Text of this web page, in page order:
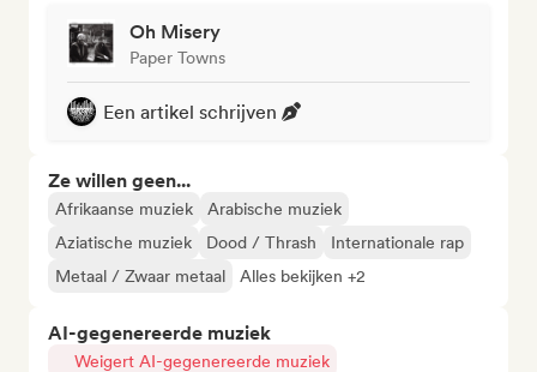
Oh Misery
Paper Towns
Een artikel schrijven
Ze willen geen...
Afrikaanse muziek
Arabische muziek
Aziatische muziek
Dood / Thrash
Internationale rap
Metaal / Zwaar metaal
Alles bekijken +2
AI-gegenereerde muziek
Weigert AI-gegenereerde muziek